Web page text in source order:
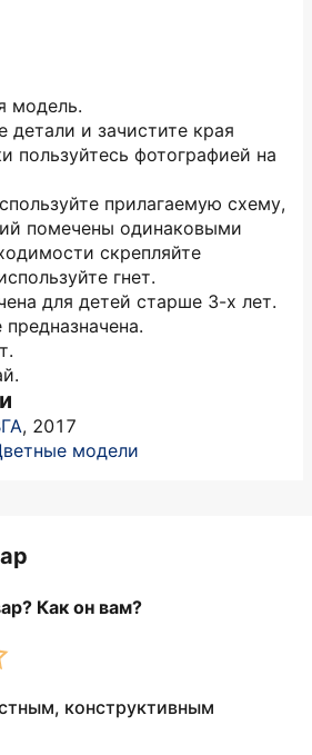
модель.
детали и зачистите края
пользуйтесь фотографией на
прилагаемую схему,
помечены одинаковыми
скрепляйте
гнет.
для детей старше 3-х лет.
, 2017
модели
Как он вам?
конструктивным